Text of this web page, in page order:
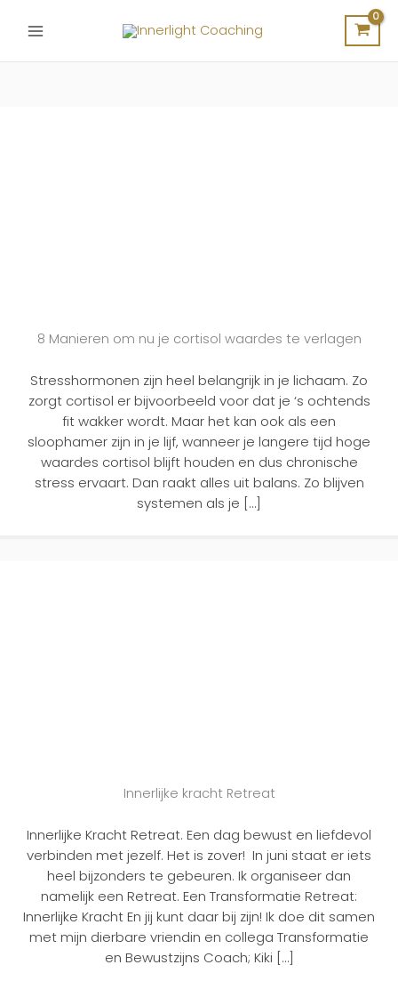
naar
8 Manieren om nu je cortisol waardes te verlagen
Stresshormonen zijn heel belangrijk in je lichaam. Zo
zorgt cortisol er bijvoorbeeld voor dat je ‘s ochtends
fit wakker wordt. Maar het kan ook als een
sloophamer zijn in je lijf, wanneer je langere tijd hoge
waardes cortisol blijft houden en dus chronische
stress ervaart. Dan raakt alles uit balans. Zo blijven
systemen als je […]
Innerlijke kracht Retreat
Innerlijke Kracht Retreat. Een dag bewust en liefdevol
verbinden met jezelf. Het is zover! In juni staat er iets
heel bijzonders te gebeuren. Ik organiseer dan
namelijk een Retreat. Een Transformatie Retreat:
Innerlijke Kracht En jij kunt daar bij zijn! Ik doe dit samen
met mijn dierbare vriendin en collega Transformatie
en Bewustzijns Coach; Kiki […]